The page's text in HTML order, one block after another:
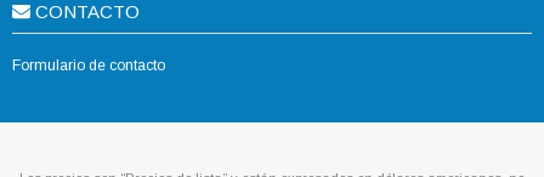
CONTACTO
Formulario de contacto